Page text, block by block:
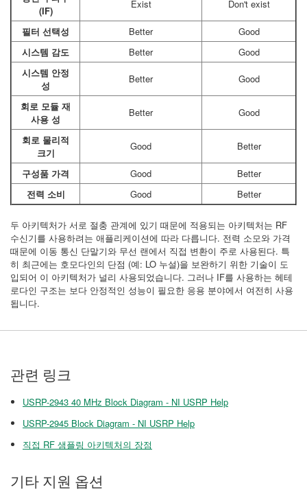
(IF)
Exist Don't exist
필터 선택성 Better
Good
시스템 감도
Better
Good
시스템 안정
성
Better Good
회로 모듈 재
사용 성
Better Good
회로 물리적
크기
Good Better
구성품 가격 Good
Better
전력 소비
Good Better
두 아키텍처가 서로 절충 관계에 있기 때문에 적용되는 아키텍처는 RF
수신기를 사용하려는 애플리케이션에 따라 다릅니다. 전력 소모와 가격
때문에 이동 통신 단말기와 무선 랜에서 직접 변환이 주로 사용된다. 특
히 최근에는 호모다인의 단점 (예: LO 누설)을 보완하기 위한 기술이 도
입되어 이 아키텍처가 널리 사용되었습니다. 그러나 IF를 사용하는 헤테
로다인 구조는 보다 안정적인 성능이 필요한 응용 분야에서 여전히 사용
됩니다.
관련 링크
USRP-2943 40 MHz Block Diagram - NI USRP Help
USRP-2945 Block Diagram - NI USRP Help
직접 RF 샘플링 아키텍처의 장점
기타 지원 옵션